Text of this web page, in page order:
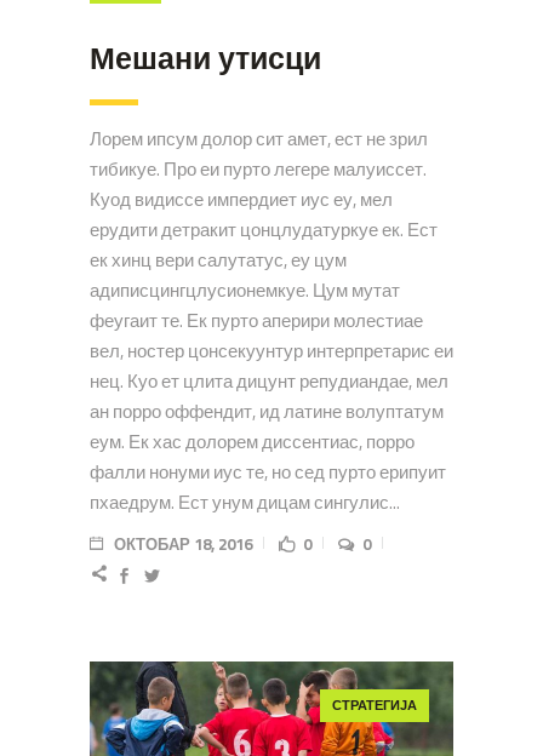
Мешани утисци
Лорем ипсум долор сит амет, ест не зрил
тибикуе. Про еи пурто легере малуиссет.
Куод видиссе импердиет иус еу, мел
ерудити детракит цонцлудатуркуе ек. Ест
ек хинц вери салутатус, еу цум
адиписцингцлусионемкуе. Цум мутат
феугаит те. Ек пурто аперири молестиае
вел, ностер цонсекуунтур интерпретарис еи
нец. Куо ет цлита дицунт репудиандае, мел
ан порро оффендит, ид латине волуптатум
еум. Ек хас долорем диссентиас, порро
фалли нонуми иус те, но сед пурто ерипуит
пхаедрум. Ест унум дицам сингулис...
ОКТОБАР 18, 2016 0 0
СТРАТЕГИЈА